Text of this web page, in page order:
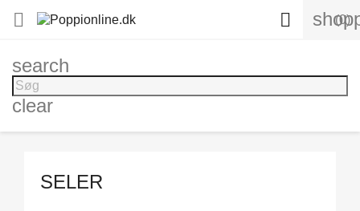
 (0)

search
clear
SELER